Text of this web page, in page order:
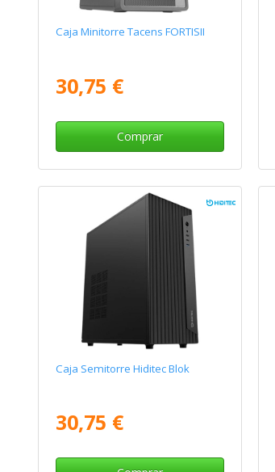
Caja Minitorre Tacens FORTISII
30,75 €
Comprar
Caja Semitorre Hiditec Blok
30,75 €